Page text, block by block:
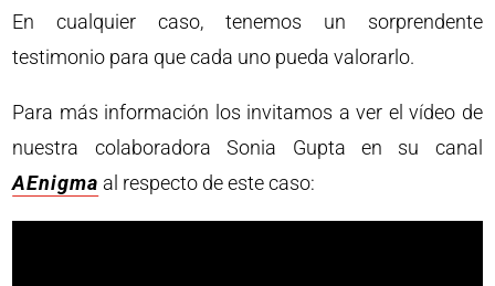
En cualquier caso, tenemos un sorprendente
testimonio para que cada uno pueda valorarlo.
Para más información los invitamos a ver el vídeo de
nuestra colaboradora Sonia Gupta en su canal
AEnigma al respecto de este caso: